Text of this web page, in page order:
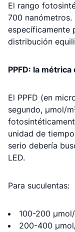
El rango
700 nanómetros.
específicamente
distribución
PPFD: la
El PPFD (en
segundo, μmol/
unidad de
serio debería
LED.
Para suculentas:
100-200
200-400